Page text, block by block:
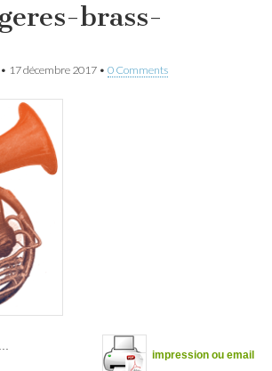
brass-
• 17 décembre 2017 • 0 Comments
impression ou email